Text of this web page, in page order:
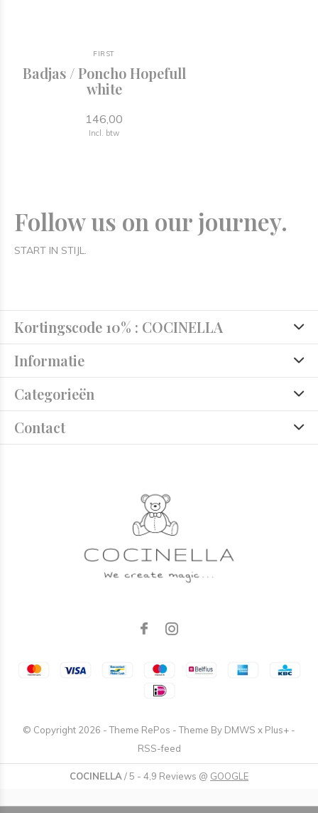
FIRST
Badjas / Poncho Hopefull
white
146,00
Incl. btw
Follow us on our journey.
START IN STIJL.
Kortingscode 10% : COCINELLA
Informatie
Categorieën
Contact
© Copyright 2026 - Theme RePos - Theme By DMWS x Plus+ -
RSS-feed
COCINELLA / 5 - 4,9 Reviews @ GOOGLE